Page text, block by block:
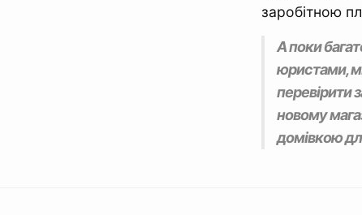
заробітною
А поки
юристами,
перевірити
новому
домівкою